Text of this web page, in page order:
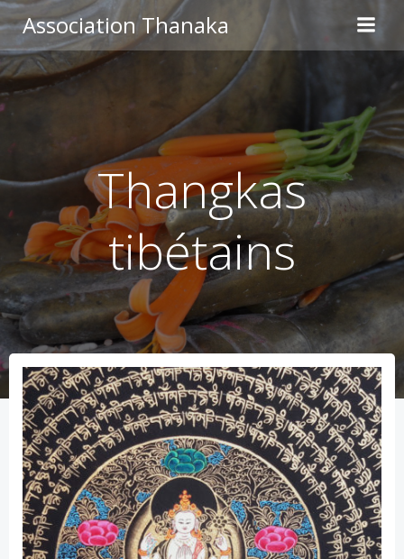
au
contenu
Association Thanaka
Thangkas
tibétains